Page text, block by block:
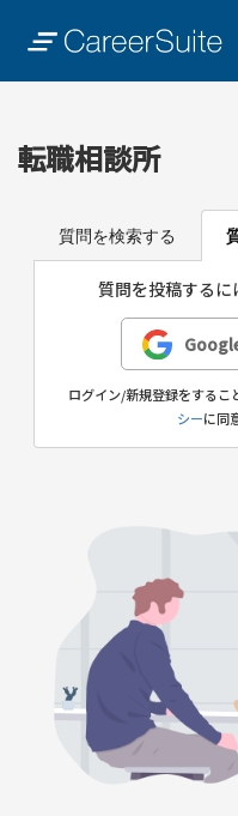
転職相談所
質問を検索する
質問を投稿する
ログイン/新規登録をするこ
シーに同